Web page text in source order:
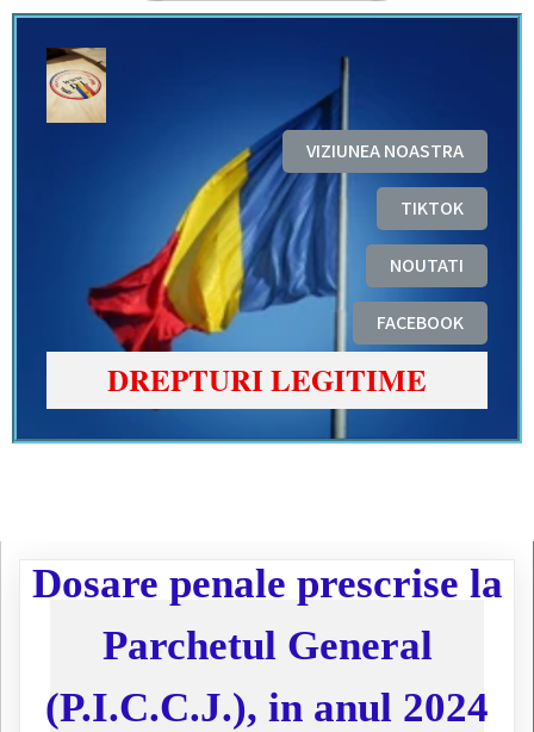
VIZIUNEA NOASTRA
TIKTOK
NOUTATI
FACEBOOK
DREPTURI LEGITIME
Dosare penale prescrise la
Parchetul General
(P.I.C.C.J.), in anul 2024